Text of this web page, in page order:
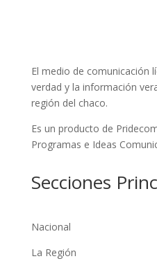
El medio de comunicación
verdad y la información
región del chaco.
Es un producto de
Programas e Ideas
Secciones
Nacional
La Región